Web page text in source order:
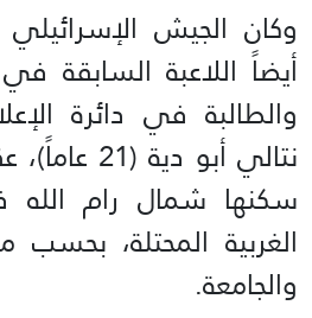
وكان الجيش
أيضاً اللاعبة السابقة
والطالبة في دائرة
نتالي أبو
سكنها شمال رام
الغربية المحتلة، بحسب
والجامعة.